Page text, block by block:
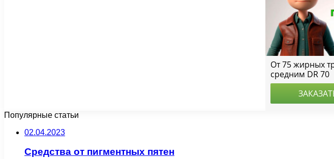
Популярные статьи
02.04.2023
Средства от пигментных пятен